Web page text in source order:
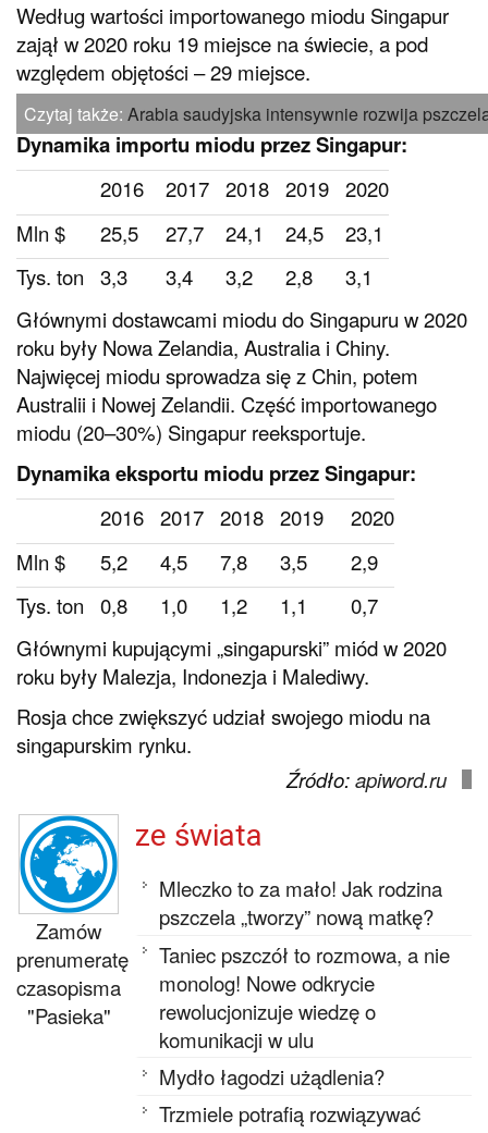
Według wartości importowanego miodu Singapur
zajął w 2020 roku 19 miejsce na świecie, a pod
względem objętości – 29 miejsce.
Czytaj także:Arabia saudyjska intensywnie rozwija
Dynamika importu miodu przez Singapur:
2016 2017 2018 2019 2020
Mln $
25,5 27,7 24,1 24,5
23,1
Tys. ton 3,3 3,4 3,2 2,8
3,1
Głównymi dostawcami miodu do Singapuru w 2020
roku były Nowa Zelandia, Australia i Chiny.
Najwięcej miodu sprowadza się z Chin, potem
Australii i Nowej Zelandii. Część importowanego
miodu (20–30%) Singapur reeksportuje.
Dynamika eksportu miodu przez Singapur:
2016 2017 2018 2019
2020
Mln $
5,2 4,5 7,8 3,5
2,9
Tys. ton 0,8 1,0 1,2 1,1
0,7
Głównymi kupującymi „singapurski” miód w 2020
roku były Malezja, Indonezja i Malediwy.
Rosja chce zwiększyć udział swojego miodu na
singapurskim rynku.
Źródło:apiword.ru
Zamów
prenumeratę
czasopisma
"Pasieka"
ze świata
Mleczko to za mało! Jak rodzina
pszczela „tworzy” nową matkę?
Taniec pszczół to rozmowa, a nie
monolog! Nowe odkrycie
rewolucjonizuje wiedzę o
komunikacji w ulu
Mydło łagodzi użądlenia?
Trzmiele potrafią rozwiązywać